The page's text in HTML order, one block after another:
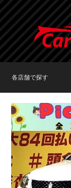
各店舗で探す
TOKYO店在庫車両
大阪店在庫車両
福岡店在庫車両